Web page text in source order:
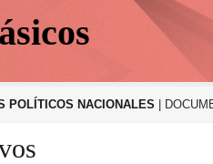
POLÍTICOS NACIONALES |